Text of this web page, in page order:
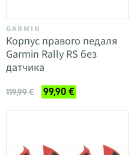
GARMIN
Корпус правого педаля
Garmin Rally RS без
датчика
119,99 € 99,90 €